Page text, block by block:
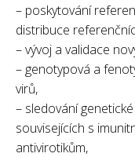
– poskytování
distribuce
– vývoj a validace
– genotypová a
virů,
– sledování
souvisejících s
antivirotikům,